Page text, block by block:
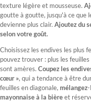
texture légère et mousseuse.
goutte à goutte, jusqu'à ce que
devienne plus clair. Ajoutez du
selon votre goût.
Choisissez les endives les plus
pouvez trouver : plus les
sont amères. Coupez les
cœur », qui a tendance à être
feuilles en diagonale, mélangez-
mayonnaise à la bièreet